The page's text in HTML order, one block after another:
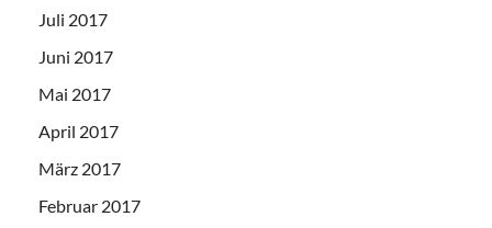
Juli 2017
Juni 2017
Mai 2017
April 2017
März 2017
Februar 2017